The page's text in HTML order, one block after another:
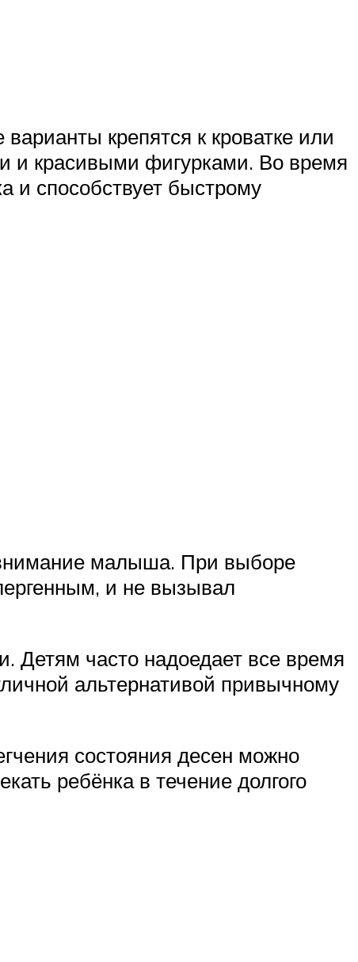
крепятся к кроватке или
и красивыми фигурками. Во время
и способствует быстрому
внимание малыша. При выборе
и не вызывал
Детям часто надоедает все время
альтернативой привычному
состояния десен можно
ребёнка в течение долгого